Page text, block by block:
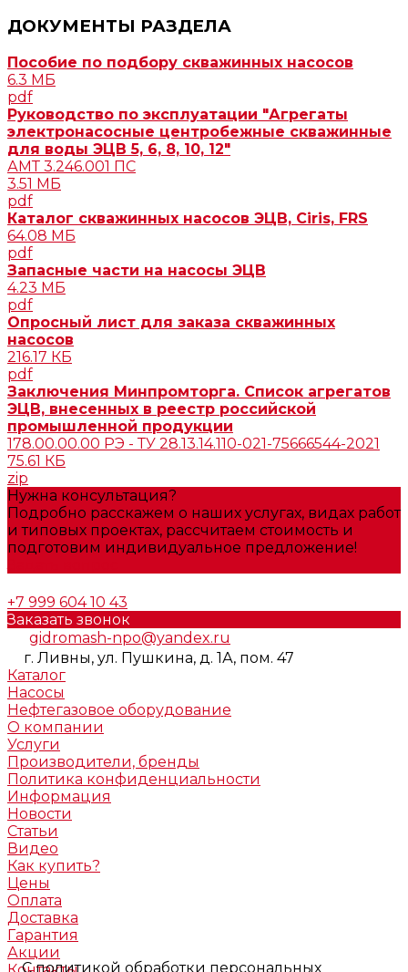
ДОКУМЕНТЫ РАЗДЕЛА
Пособие по подбору скважинных насосов
6.3 МБ
pdf
Руководство по эксплуатации "Агрегаты
электронасосные центробежные скважинные
для воды ЭЦВ 5, 6, 8, 10, 12"
АМТ 3.246.001 ПС
3.51 МБ
pdf
Каталог скважинных насосов ЭЦВ, Ciris, FRS
64.08 МБ
pdf
Запасные части на насосы ЭЦВ
4.23 МБ
pdf
Опросный лист для заказа скважинных
насосов
216.17 КБ
pdf
Заключения Минпромторга. Список агрегатов
ЭЦВ, внесенных в реестр российской
промышленной продукции
178.00.00.00 РЭ - ТУ 28.13.14.110-021-75666544-2021
75.61 КБ
zip
Нужна консультация?
Подробно расскажем о наших услугах, видах работ
и типовых проектах, рассчитаем стоимость и
подготовим индивидуальное предложение!
+7 999 604 10 43
Заказать звонок
gidromash-npo@yandex.ru
г. Ливны, ул. Пушкина, д. 1А, пом. 47
Каталог
Насосы
Нефтегазовое оборудование
О компании
Услуги
Производители, бренды
Политика конфиденциальности
Информация
Новости
Статьи
Видео
Как купить?
Цены
Оплата
Доставка
Гарантия
Акции
Сполитикой обработки персональных